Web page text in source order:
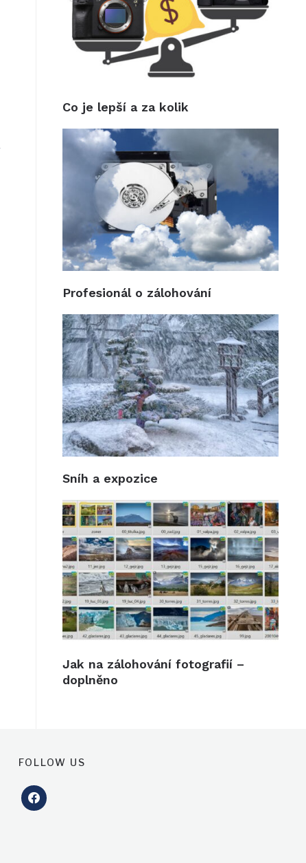
Co je lepší a za kolik
Profesionál o zálohování
Sníh a expozice
Jak na zálohování fotografií –
doplněno
FOLLOW US
facebook